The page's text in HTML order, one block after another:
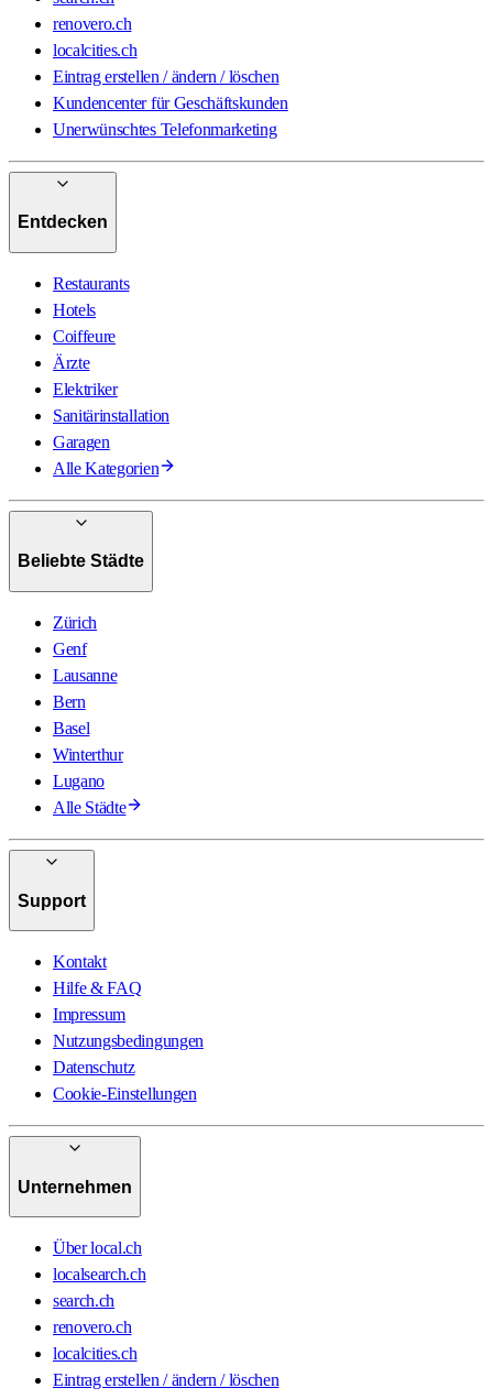
renovero.ch
localcities.ch
Eintrag erstellen / ändern / löschen
Kundencenter für Geschäftskunden
Unerwünschtes Telefonmarketing
Entdecken
Restaurants
Hotels
Coiffeure
Ärzte
Elektriker
Sanitärinstallation
Garagen
Alle Kategorien
Beliebte Städte
Zürich
Genf
Lausanne
Bern
Basel
Winterthur
Lugano
Alle Städte
Support
Kontakt
Hilfe & FAQ
Impressum
Nutzungsbedingungen
Datenschutz
Cookie-Einstellungen
Unternehmen
Über local.ch
localsearch.ch
search.ch
renovero.ch
localcities.ch
Eintrag erstellen / ändern / löschen